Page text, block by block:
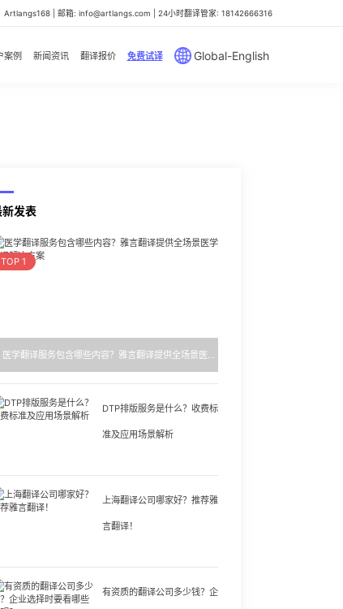
Artlangs168 | 邮箱: info@artlangs.com | 24小时翻译管家: 18142666316
案例 新闻资讯 翻译报价 免费试译 Global-English
新发表
TOP 1
医学翻译服务包含哪些内容？雅言翻译提供全场景医学翻译解决方案
DTP排版服务是什么？收费标
准及应用场景解析
上海翻译公司哪家好？推荐雅
言翻译！
有资质的翻译公司多少钱？企